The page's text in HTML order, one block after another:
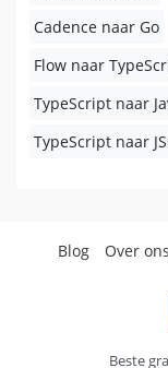
Cadence naar Go
Flow naar
TypeScript naar
TypeScript naar
Blog Over ons
Beste